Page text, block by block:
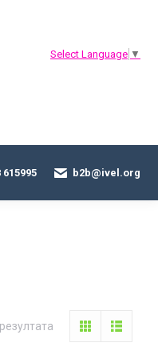
Select Language ▼
615995 b2b@ivel.org
Sorted